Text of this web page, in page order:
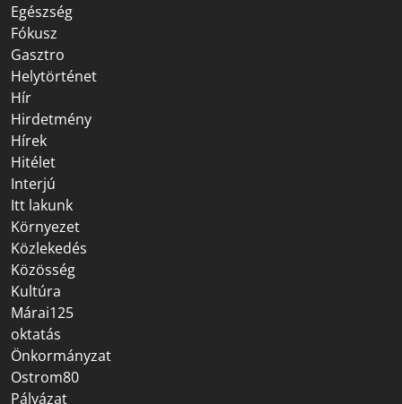
Egészség
Fókusz
Gasztro
Helytörténet
Hír
Hirdetmény
Hírek
Hitélet
Interjú
Itt lakunk
Környezet
Közlekedés
Közösség
Kultúra
Márai125
oktatás
Önkormányzat
Ostrom80
Pályázat